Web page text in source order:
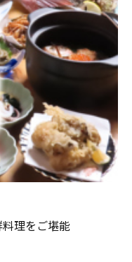
理をご堪能